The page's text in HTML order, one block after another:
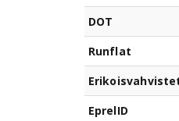
DOT
Runflat
EprelID